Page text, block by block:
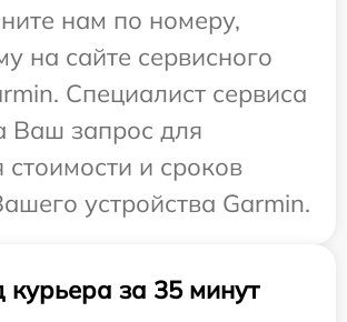
нам по номеру,
на сайте сервисного
Специалист сервиса
Ваш запрос для
стоимости и сроков
устройства Garmin.
курьера за 35 минут